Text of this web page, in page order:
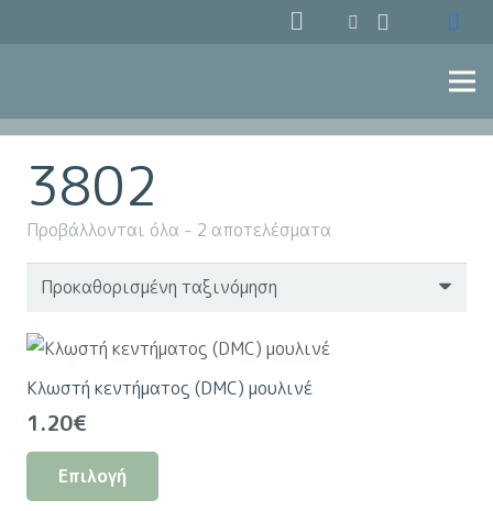
3802
Προβάλλονται όλα - 2 αποτελέσματα
Κλωστή κεντήματος (DMC) μουλινέ
1.20€
Επιλογή